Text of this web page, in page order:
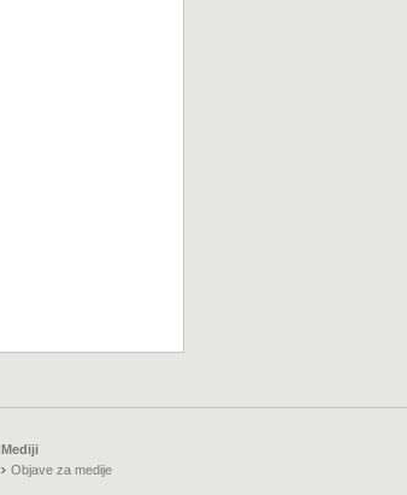
Mediji
Objave za medije